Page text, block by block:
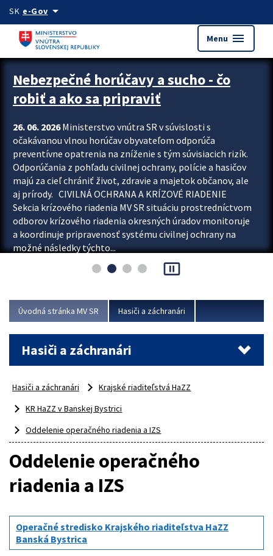
Preskocit na hlavný obsah
SK e-Govarrow_drop_down
Menu menu
Zastavit automatický posun upútavok
Nebezpečné horúčavy a sucho - čo
robiť a ako sa pripraviť
26. 06. 2026Ministerstvo vnútra SR v súvislosti s
očakávanou vlnou horúčav obyvateľom odporúča
preventívne opatrenia na zníženie s tým súvisiacich rizík.
Odporúčania z pohľadu civilnej ochrany, polície a hasičov
majú za cieľ chrániť život, zdravie a majetok občanov, ale
aj prírody. CIVILNÁ OCHRANA A KRÍZOVÉ RIADENIE
Sekcia krízového riadenia MV SR situáciu prostredníctvom
odborov krízového riadenia okresných úradov monitoruje
a koordinuje pripravenosť systému civilnej ochrany na
možné následky týchto...
pause_presentation
Úvodná stránka MV SR Hasiči a záchranári
Hasiči a záchranári
Hasiči a záchranári
Krajské riaditeľstvá HaZZ
KR HaZZ v Banskej Bystrici
Oddelenie operačného riadenia a IZS
Oddelenie operačného
riadenia a IZS
Operačné stredisko Krajského riaditeľstva HaZZ
Banská Bystrica